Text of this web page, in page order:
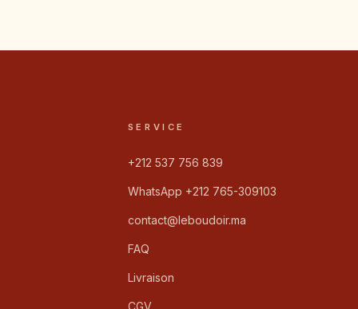
SERVICE
+212 537 756 839
WhatsApp +212 765-309103
contact@leboudoir.ma
FAQ
Livraison
CGV